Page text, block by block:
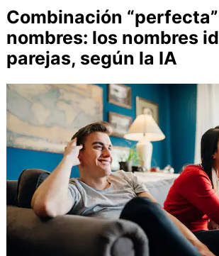
Combinación
nombres: los nombres
parejas, según la IA